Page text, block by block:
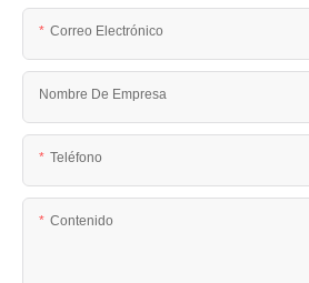
Correo Electrónico
Nombre De Empresa
Teléfono
Contenido